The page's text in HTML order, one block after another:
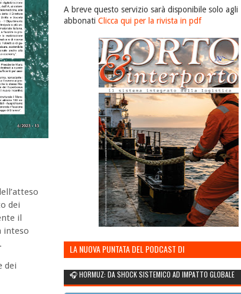
dei
il
inteso
dei
A breve questo servizio sarà disponibile solo agli
abbonati Clicca qui per la rivista in pdf
LA NUOVA PUNTATA DEL PODCAST DI
🎧 HORMUZ: DA SHOCK SISTEMICO AD IMPATTO GLOBALE